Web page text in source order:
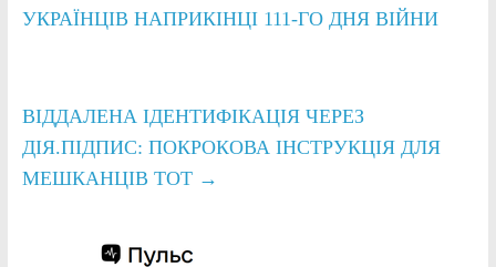
УКРАЇНЦІВ НАПРИКІНЦІ 111-ГО ДНЯ ВІЙНИ
ВІДДАЛЕНА ІДЕНТИФІКАЦІЯ ЧЕРЕЗ
ДІЯ.ПІДПИС: ПОКРОКОВА ІНСТРУКЦІЯ ДЛЯ
МЕШКАНЦІВ ТОТ →